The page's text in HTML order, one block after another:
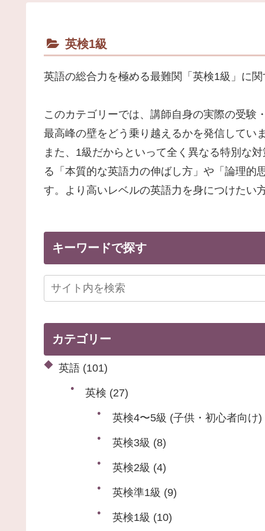
英検1級
英語の総合力を極める最難関「英検1級」に
このカテゴリーでは、講師自身の実際の受験
最高峰の壁をどう乗り越えるかを発信してい
また、1級だからといって全く異なる特別な
る「本質的な英語力の伸ばし方」や「論理的
す。より高いレベルの英語力を身につけたい
キーワードで探す
カテゴリー
英語 (101)
英検 (27)
英検4〜5級 (子供・初心者向け)
英検3級 (8)
英検2級 (4)
英検準1級 (9)
英検1級 (10)